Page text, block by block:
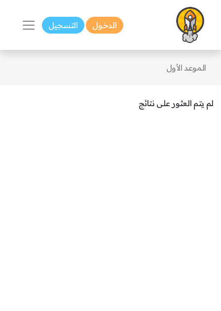
الدخول التسجيل
الموعد الأول
لم يتم العثور على نتائج